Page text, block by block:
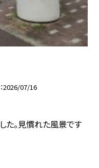
2026/07/16
た。見慣れた風景です